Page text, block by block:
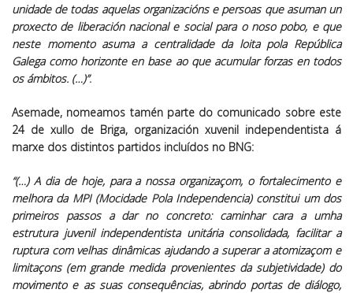
unidade de todas aquelas organizacións e persoas que asuman un
proxecto de liberación nacional e social para o noso pobo, e que
neste momento asuma a centralidade da loita pola República
Galega como horizonte en base ao que acumular forzas en todos
os ámbitos. (…)”.
Asemade, nomeamos tamén parte do comunicado sobre este
24 de xullo de Briga, organización xuvenil independentista á
marxe dos distintos partidos incluídos no BNG:
“(…) A dia de hoje, para a nossa organizaçom, o fortalecimento e
melhora da MPI (Mocidade Pola Independencia) constitui um dos
primeiros passos a dar no concreto: caminhar cara a umha
estrutura juvenil independentista unitária consolidada, facilitar a
ruptura com velhas dinâmicas ajudando a superar a atomizaçom e
limitaçons (em grande medida provenientes da subjetividade) do
movimento e as suas consequências, abrindo portas de diálogo,